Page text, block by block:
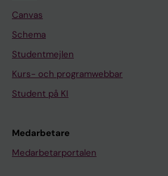
Canvas
Schema
Studentmejlen
Kurs- och programwebbar
Student på KI
Medarbetare
Medarbetarportalen